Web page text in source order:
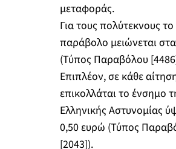
μεταφοράς.
Για τους πολύτεκνους το
παράβολο μειώνεται
(Τύπος Παραβόλου
Επιπλέον, σε κάθε
επικολλάται το ένσημο
Ελληνικής Αστυνομίας
0,50 ευρώ (Τύπος
[2043]).